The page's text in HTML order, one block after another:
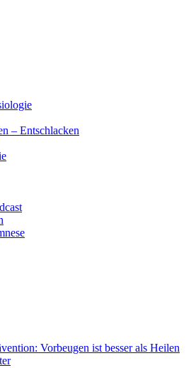
– Entschlacken
Vorbeugen ist besser als Heilen